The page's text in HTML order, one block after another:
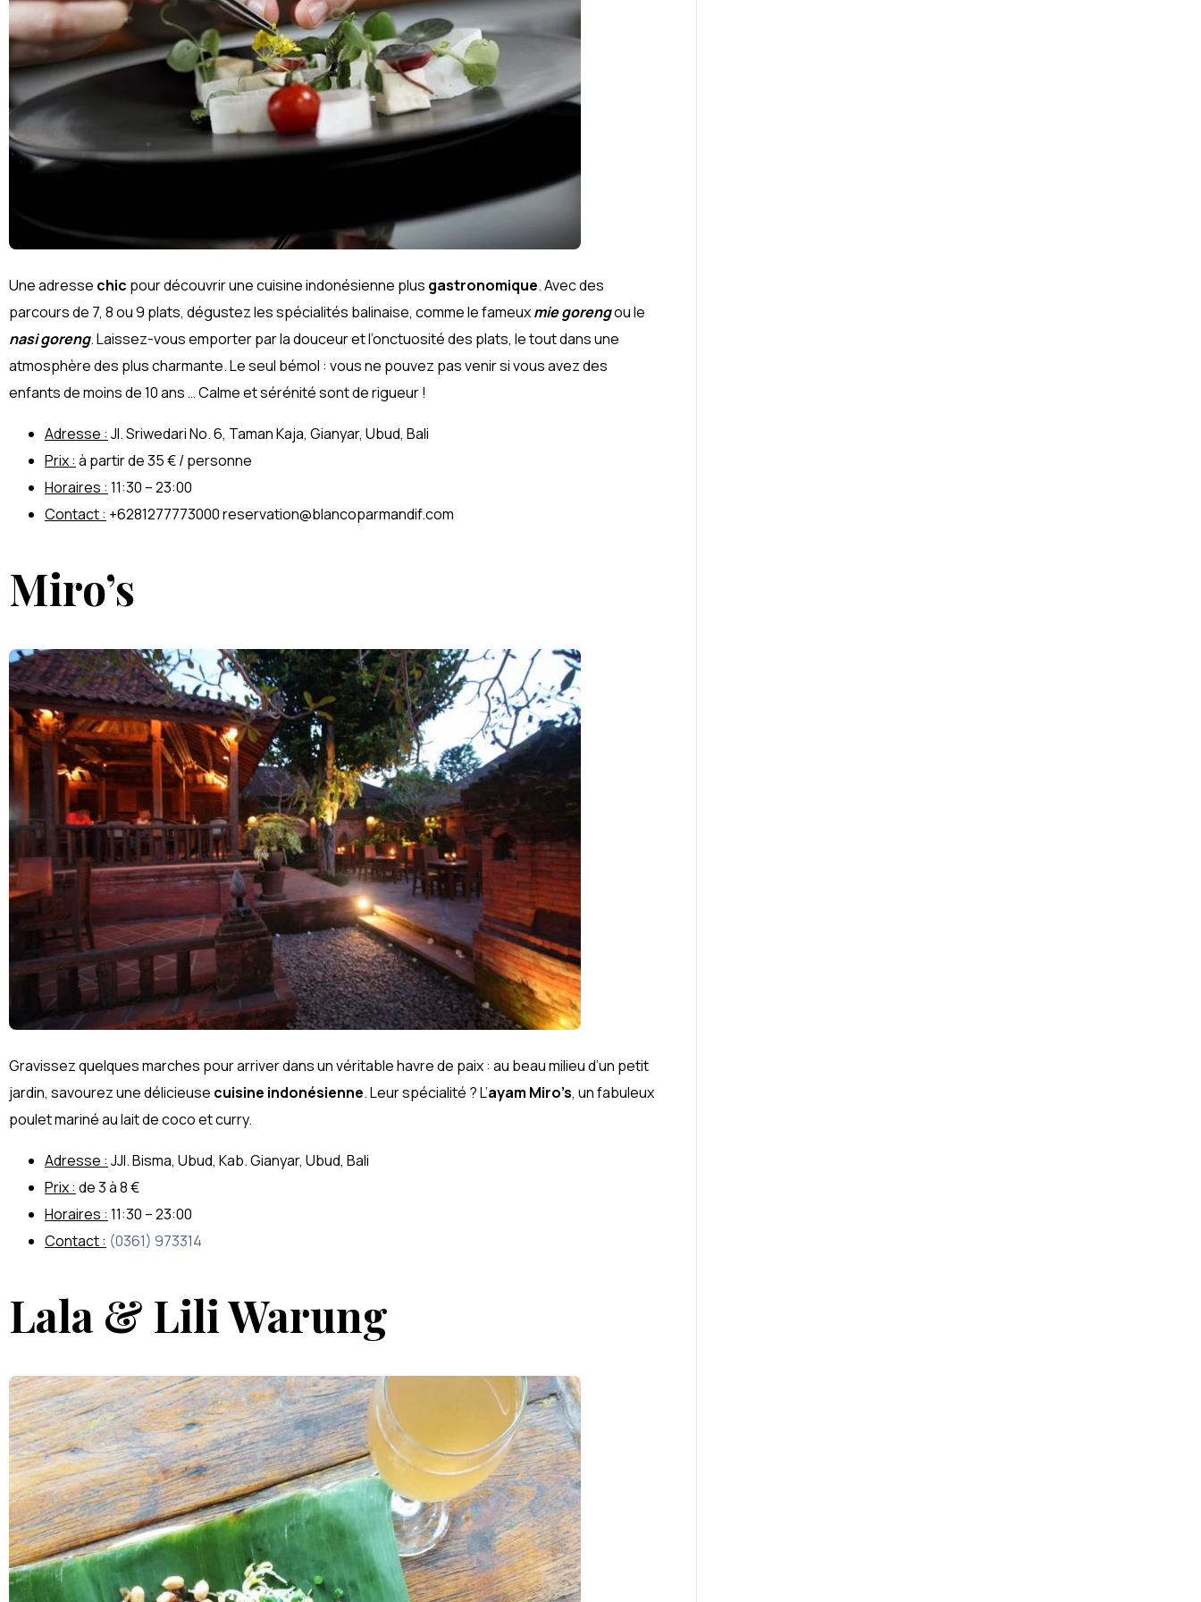
Une adresse chic pour découvrir une cuisine indonésienne plus gastronomique. Avec des
parcours de 7, 8 ou 9 plats, dégustez les spécialités balinaise, comme le fameuxmie gorengou le
nasi goreng. Laissez-vous emporter par la douceur et l’onctuosité des plats, le tout dans une
atmosphère des plus charmante. Le seul bémol : vous ne pouvez pas venir si vous avez des
enfants de moins de 10 ans … Calme et sérénité sont de rigueur !
Adresse : Jl. Sriwedari No. 6, Taman Kaja, Gianyar, Ubud, Bali
Prix : à partir de 35 € / personne
Horaires : 11:30 – 23:00
Contact : +6281277773000reservation@blancoparmandif.com
Miro’s
Gravissez quelques marches pour arriver dans un véritable havre de paix : au beau milieu d’un petit
jardin, savourez une délicieuse cuisine indonésienne. Leur spécialité ? L’ayam Miro’s, un fabuleux
poulet mariné au lait de coco et curry.
Adresse : JJl. Bisma, Ubud, Kab. Gianyar, Ubud, Bali
Prix : de 3 à 8 €
Horaires : 11:30 – 23:00
Contact : (0361) 973314
Lala & Lili Warung